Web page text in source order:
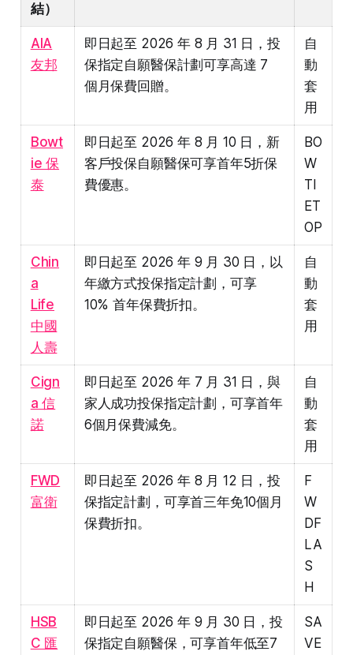
結）
AIA
友邦
即日起至 2026 年 8 月 31 日，投
保指定自願醫保計劃可享高達 7
個月保費回贈。
自
動
套
用
Bowt
ie 保
泰
即日起至 2026 年 8 月 10 日，新
客戶投保自願醫保可享首年5折保
費優惠。
BO
W
TI
ET
OP
Chin
a
Life
中國
人壽
即日起至 2026 年 9 月 30 日，以
年繳方式投保指定計劃，可享
10% 首年保費折扣。
自
動
套
用
Cign
a 信
諾
即日起至 2026 年 7 月 31 日，與
家人成功投保指定計劃，可享首年
6個月保費減免。
自
動
套
用
FWD
富衛
即日起至 2026 年 8 月 12 日，投
保指定計劃，可享首三年免10個月
保費折扣。
F
W
DF
LA
S
H
HSB
C 匯
即日起至 2026 年 9 月 30 日，投
保指定自願醫保，可享首年低至7
SA
VE